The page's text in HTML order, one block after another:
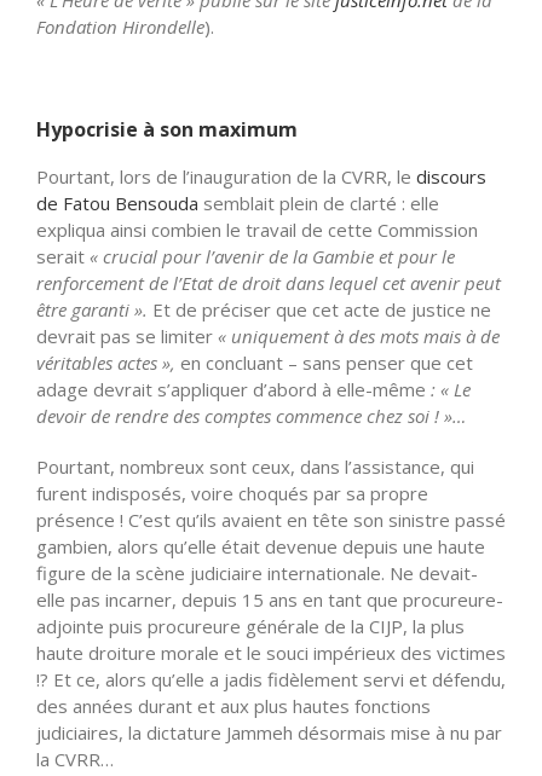
Fondation Hirondelle).
Hypocrisie à son maximum
Pourtant, lors de l’inauguration de la CVRR, le discours
de Fatou Bensouda semblait plein de clarté : elle
expliqua ainsi combien le travail de cette Commission
serait « crucial pour l’avenir de la Gambie et pour le
renforcement de l’Etat de droit dans lequel cet avenir peut
être garanti ». Et de préciser que cet acte de justice ne
devrait pas se limiter « uniquement à des mots mais à de
véritables actes », en concluant – sans penser que cet
adage devrait s’appliquer d’abord à elle-même : « Le
devoir de rendre des comptes commence chez soi ! »…
Pourtant, nombreux sont ceux, dans l’assistance, qui
furent indisposés, voire choqués par sa propre
présence ! C’est qu’ils avaient en tête son sinistre passé
gambien, alors qu’elle était devenue depuis une haute
figure de la scène judiciaire internationale. Ne devait-
elle pas incarner, depuis 15 ans en tant que procureure-
adjointe puis procureure générale de la CIJP, la plus
haute droiture morale et le souci impérieux des victimes
!? Et ce, alors qu’elle a jadis fidèlement servi et défendu,
des années durant et aux plus hautes fonctions
judiciaires, la dictature Jammeh désormais mise à nu par
la CVRR…